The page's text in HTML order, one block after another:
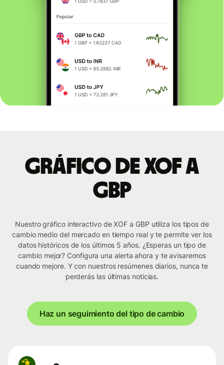
Gráfico de XOF a
GBP
Nuestro gráfico interactivo de XOF a GBP utiliza los tipos de
cambio medio del mercado en tiempo real y te permite ver los
datos históricos de los últimos 5 años. ¿Esperas un tipo de
cambio mejor? Configura una alerta ahora y te avisaremos
cuando mejore. Y con nuestros resúmenes diarios, nunca te
perderás las últimas noticias.
Haz un seguimiento del tipo de cambio